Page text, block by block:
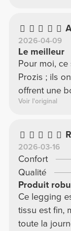
2026-04-09
Le meilleur
Pour moi,
Prozis ; ils
offrent une
Voir l'original
2026-03-16
Confort
Qualité
Produit
Ce legging
tissu est fin,
toute la